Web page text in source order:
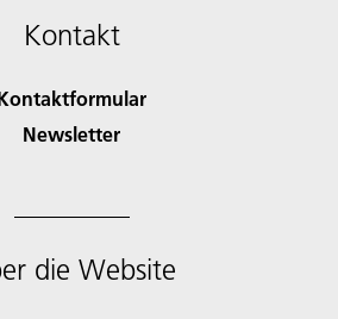
Kontakt
Newsletter
die Website